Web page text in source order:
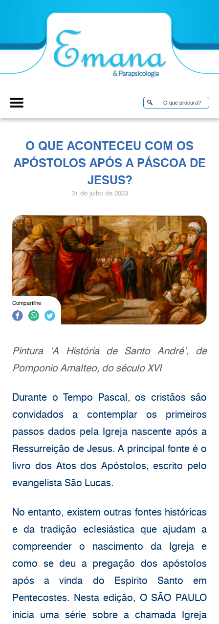
O QUE ACONTECEU COM OS
APÓSTOLOS APÓS A PÁSCOA DE
JESUS?
31 de julho de 2023 .
Compartilhe
Pintura ‘A História de Santo André’, de
Pomponio Amalteo, do século XVI
Durante o Tempo Pascal, os cristãos são
convidados a contemplar os primeiros
passos dados pela Igreja nascente após a
Ressurreição de Jesus. A principal fonte é o
livro dos Atos dos Apóstolos, escrito pelo
evangelista São Lucas.
No entanto, existem outras fontes históricas
e da tradição eclesiástica que ajudam a
compreender o nascimento da Igreja e
como se deu a pregação dos apóstolos
após a vinda do Espirito Santo em
Pentecostes. Nesta edição, O SÃO PAULO
inicia uma série sobre a chamada Igreja